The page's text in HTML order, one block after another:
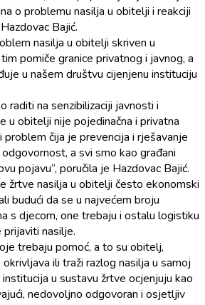
o problemu nasilja u obitelji i reakciji
Bajić.
nasilja u obitelji skriven u
pomiče granice privatnog i javnog, a
u našem društvu cijenjenu instituciju
raditi na senzibilizaciji javnosti i
u obitelji nije pojedinačna i privatna
čija je prevencija i rješavanje
a svi smo kao građani
pojavu“, poručila je Hazdovac Bajić.
žrtve nasilja u obitelji često ekonomski
budući da se u najvećem broju
s djecom, one trebaju i ostalu logistiku
nasilje.
trebaju pomoć, a to su obitelj,
ili traži razlog nasilja u samoj
u sustavu žrtve ocjenjuju kao
nedovoljno odgovoran i osjetljiv